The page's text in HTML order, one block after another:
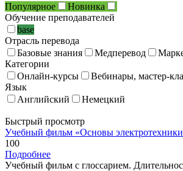
Популярное
Новинка
Обучение преподавателей
base
Отрасль перевода
Базовые знания
Медперевод
Категории
Онлайн-курсы
Вебинары, мастер-
Язык
Английский
Немецкий
Быстрый просмотр
Учебный фильм «Основы
100
Подробнее
Учебный фильм с глоссарием.